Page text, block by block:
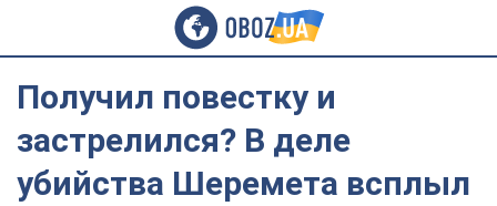
Получил повестку и
застрелился? В деле
убийства Шеремета всплыл